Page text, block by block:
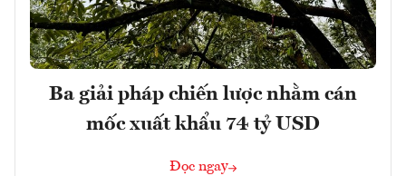
Ba giải pháp chiến lược nhằm cán
mốc xuất khẩu 74 tỷ USD
Đọc ngay